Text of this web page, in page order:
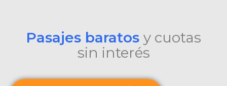
Pasajes baratos y cuotas
sin interés